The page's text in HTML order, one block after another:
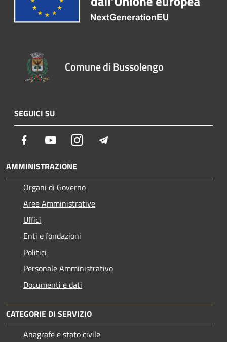
Comune di Bussolengo
SEGUICI SU
Facebook YoutubeInstagram
AMMINISTRAZIONE
Organi di Governo
Aree Amministrative
Uffici
Enti e fondazioni
Politici
Personale Amministrativo
Documenti e dati
CATEGORIE DI SERVIZIO
Anagrafe e stato civile